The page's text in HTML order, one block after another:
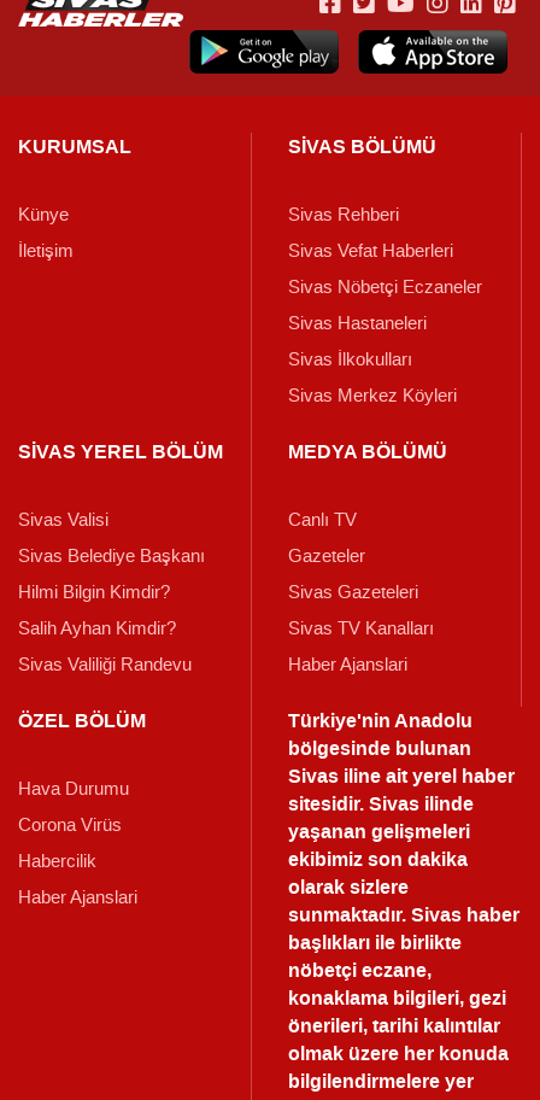
KURUMSAL
Künye
İletişim
SİVAS BÖLÜMÜ
Sivas Rehberi
Sivas Vefat Haberleri
Sivas Nöbetçi Eczaneler
Sivas Hastaneleri
Sivas İlkokulları
Sivas Merkez Köyleri
SİVAS YEREL BÖLÜM
Sivas Valisi
Sivas Belediye Başkanı
Hilmi Bilgin Kimdir?
Salih Ayhan Kimdir?
Sivas Valiliği Randevu
MEDYA BÖLÜMÜ
Canlı TV
Gazeteler
Sivas Gazeteleri
Sivas TV Kanalları
Haber Ajanslari
ÖZEL BÖLÜM
Hava Durumu
Corona Virüs
Habercilik
Haber Ajanslari
Türkiye'nin Anadolu
bölgesinde bulunan
Sivas iline ait yerel haber
sitesidir. Sivas ilinde
yaşanan gelişmeleri
ekibimiz son dakika
olarak sizlere
sunmaktadır.Sivas haber
başlıkları ile birlikte
nöbetçi eczane,
konaklama bilgileri, gezi
önerileri, tarihi kalıntılar
olmak üzere her konuda
bilgilendirmelere yer